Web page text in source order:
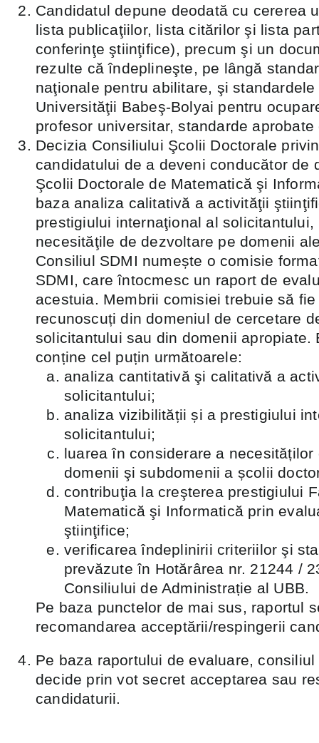
Candidatul depune deodată cu cererea
lista publicaţiilor, lista citărilor şi lista
conferinţe ştiinţifice), precum şi un
rezulte că îndeplineşte, pe lângă
naţionale pentru abilitare, şi
Universităţii Babeş-Bolyai pentru
profesor universitar, standarde
Decizia Consiliului Şcolii Doctorale
candidatului de a deveni conducător de
Şcolii Doctorale de Matematică şi
baza analiza calitativă a activităţii
prestigiului internaţional al solicitantului,
necesităţile de dezvoltare pe domenii
Consiliul SDMI numește o comisie
SDMI, care întocmesc un raport de
acestuia. Membrii comisiei trebuie să
recunoscuți din domeniul de cercetare
solicitantului sau din domenii apropiate.
conține cel puțin următoarele:
analiza cantitativă şi calitativă a
solicitantului;
analiza vizibilității și a prestigiului
solicitantului;
luarea în considerare a necesităților
domenii şi subdomenii a școlii
contribuţia la creşterea prestigiului
Matematică şi Informatică prin
ştiinţifice;
verificarea îndeplinirii criteriilor şi
prevăzute în Hotărârea nr. 21244 /
Consiliului de Administrație al UBB.
Pe baza punctelor de mai sus, raportul
recomandarea acceptării/respingerii
Pe baza raportului de evaluare,
decide prin vot secret acceptarea sau
candidaturii.